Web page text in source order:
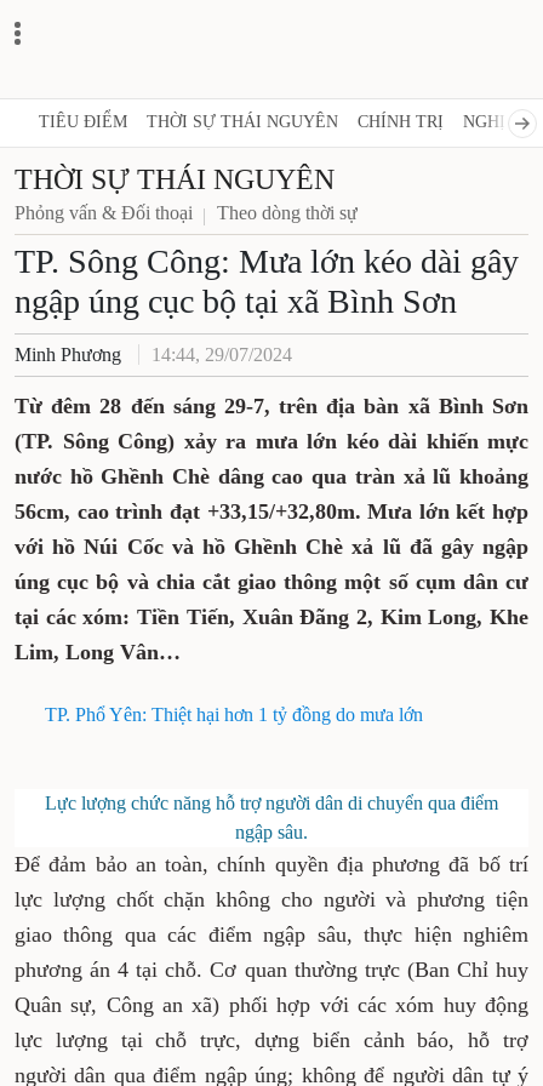
TIÊU ĐIỂM THỜI SỰ THÁI NGUYÊN CHÍNH TRỊ NGHỊ
THỜI SỰ THÁI NGUYÊN
Phỏng vấn & Đối thoại Theo dòng thời sự
TP. Sông Công: Mưa lớn kéo dài gây
ngập úng cục bộ tại xã Bình Sơn
Minh Phương 14:44, 29/07/2024
Từ đêm 28 đến sáng 29-7, trên địa bàn xã Bình Sơn
(TP. Sông Công) xảy ra mưa lớn kéo dài khiến mực
nước hồ Ghềnh Chè dâng cao qua tràn xả lũ khoảng
56cm, cao trình đạt +33,15/+32,80m. Mưa lớn kết hợp
với hồ Núi Cốc và hồ Ghềnh Chè xả lũ đã gây ngập
úng cục bộ và chia cắt giao thông một số cụm dân cư
tại các xóm: Tiền Tiến, Xuân Đãng 2, Kim Long, Khe
Lim, Long Vân…
TP. Phổ Yên: Thiệt hại hơn 1 tỷ đồng do mưa lớn
Lực lượng chức năng hỗ trợ người dân di chuyển qua điểm
ngập sâu.
Để đảm bảo an toàn, chính quyền địa phương đã bố trí
lực lượng chốt chặn không cho người và phương tiện
giao thông qua các điểm ngập sâu, thực hiện nghiêm
phương án 4 tại chỗ. Cơ quan thường trực (Ban Chỉ huy
Quân sự, Công an xã) phối hợp với các xóm huy động
lực lượng tại chỗ trực, dựng biển cảnh báo, hỗ trợ
người dân qua điểm ngập úng; không để người dân tự ý